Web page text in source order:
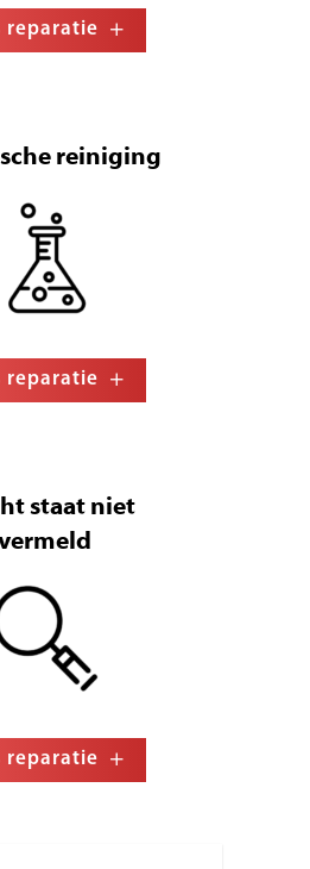
reparatie
reiniging
reparatie
staat niet
reparatie